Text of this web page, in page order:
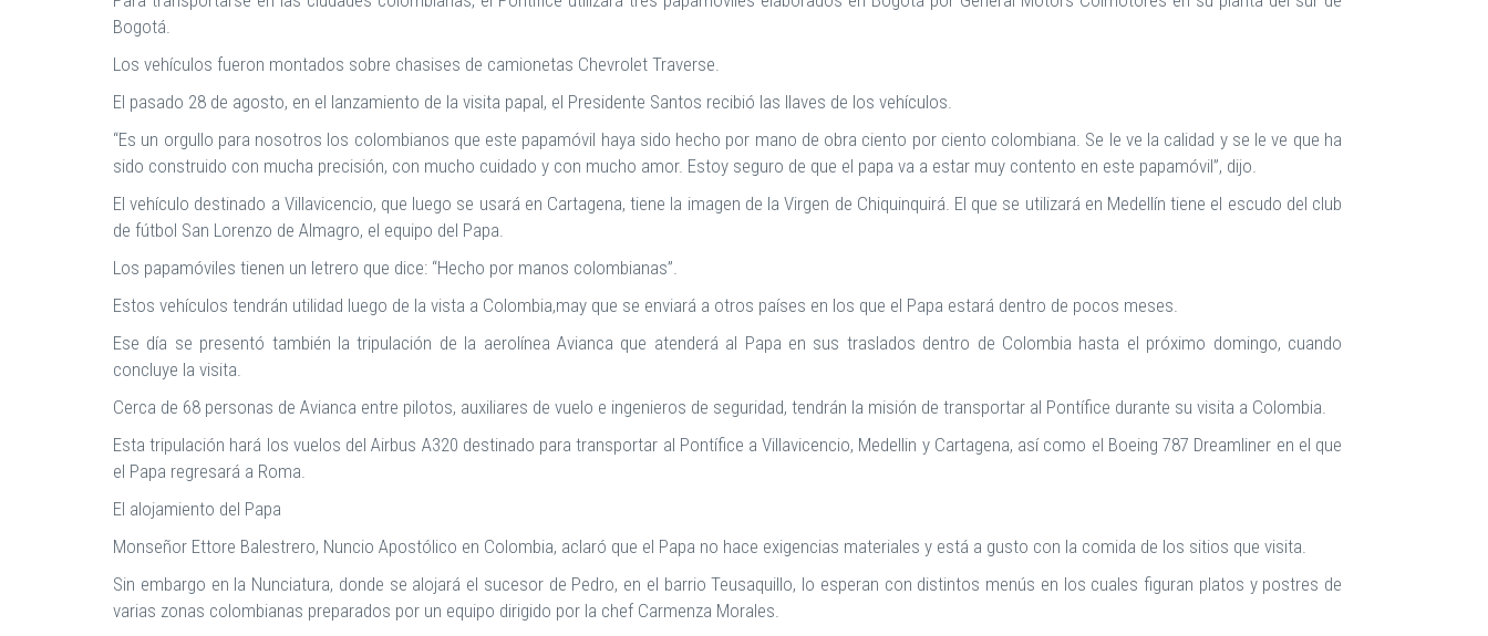
Bogotá.
Los vehículos fueron montados sobre chasises de camionetas Chevrolet Traverse.
El pasado 28 de agosto, en el lanzamiento de la visita papal, el Presidente Santos recibió las llaves de los vehículos.
“Es un orgullo para nosotros los colombianos que este papamóvil haya sido hecho por mano de obra ciento por ciento colombiana. Se le ve la calidad y se le ve que ha
sido construido con mucha precisión, con mucho cuidado y con mucho amor. Estoy seguro de que el papa va a estar muy contento en este papamóvil”, dijo.
El vehículo destinado a Villavicencio, que luego se usará en Cartagena, tiene la imagen de la Virgen de Chiquinquirá. El que se utilizará en Medellín tiene el escudo del club
de fútbol San Lorenzo de Almagro, el equipo del Papa.
Los papamóviles tienen un letrero que dice: “Hecho por manos colombianas”.
Estos vehículos tendrán utilidad luego de la vista a Colombia,may que se enviará a otros países en los que el Papa estará dentro de pocos meses.
Ese día se presentó también la tripulación de la aerolínea Avianca que atenderá al Papa en sus traslados dentro de Colombia hasta el próximo domingo, cuando
concluye la visita.
Cerca de 68 personas de Avianca entre pilotos, auxiliares de vuelo e ingenieros de seguridad, tendrán la misión de transportar al Pontífice durante su visita a Colombia.
Esta tripulación hará los vuelos del Airbus A320 destinado para transportar al Pontífice a Villavicencio, Medellin y Cartagena, así como el Boeing 787 Dreamliner en el que
el Papa regresará a Roma.
El alojamiento del Papa
Monseñor Ettore Balestrero, Nuncio Apostólico en Colombia, aclaró que el Papa no hace exigencias materiales y está a gusto con la comida de los sitios que visita.
Sin embargo en la Nunciatura, donde se alojará el sucesor de Pedro, en el barrio Teusaquillo, lo esperan con distintos menús en los cuales figuran platos y postres de
varias zonas colombianas preparados por un equipo dirigido por la chef Carmenza Morales.